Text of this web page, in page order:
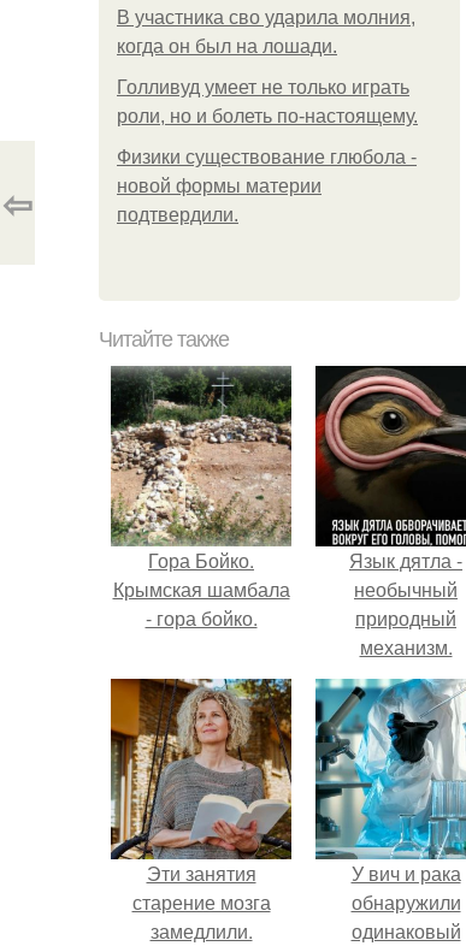
В участника сво ударила молния,
когда он был на лошади.
Голливуд умеет не только играть
роли, но и болеть по-настоящему.
Физики существование глюбола -
новой формы материи
подтвердили.
⇦
Читайте также
Гора Бойко.
Крымская шамбала
- гора бойко.
Язык дятла -
необычный
природный
механизм.
Эти занятия
старение мозга
замедлили.
У вич и рака
обнаружили
одинаковый